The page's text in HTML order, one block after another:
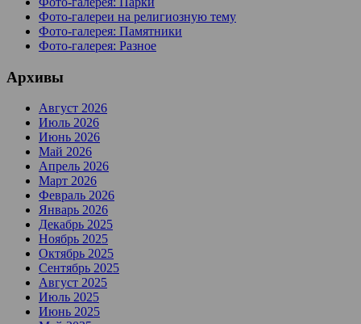
Фото-галереи на религиозную тему
Фото-галерея: Памятники
Фото-галерея: Разное
Архивы
Август 2026
Июль 2026
Июнь 2026
Май 2026
Апрель 2026
Март 2026
Февраль 2026
Январь 2026
Декабрь 2025
Ноябрь 2025
Октябрь 2025
Сентябрь 2025
Август 2025
Июль 2025
Июнь 2025